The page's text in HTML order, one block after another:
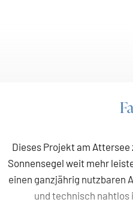
Dieses Projekt am
Sonnensegel weit mehr
einen ganzjährig nutzbaren
und technisch nahtlos